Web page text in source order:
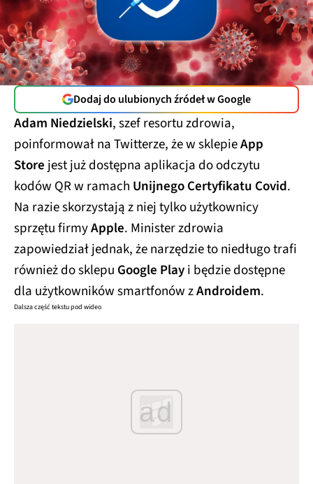
Dodaj do ulubionych źródeł w Google
Adam Niedzielski, szef resortu zdrowia,
poinformował na Twitterze, że w sklepieApp
Store jest już dostępna aplikacja do odczytu
kodów QR w ramach Unijnego Certyfikatu Covid.
Na razie skorzystają z niej tylko użytkownicy
sprzętu firmyApple. Minister zdrowia
zapowiedział jednak, że narzędzie to niedługo trafi
również do sklepu Google Playi będzie dostępne
dla użytkowników smartfonów zAndroidem.
Dalsza część tekstu pod wideo
ad